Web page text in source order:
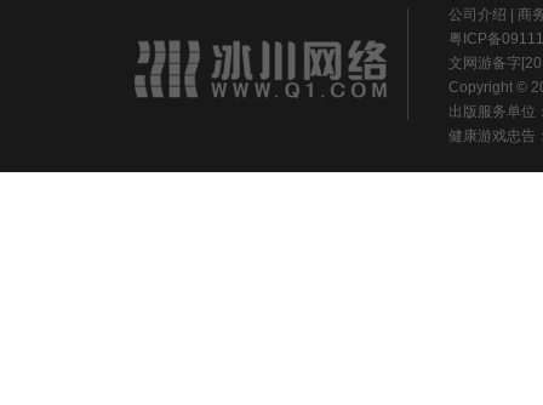
公司介绍
商
粤ICP备
文网游备字
Copyright ©
出版服务单位
健康游戏忠告